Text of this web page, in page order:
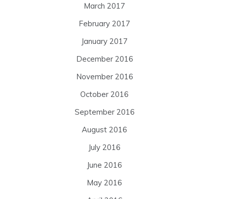
March 2017
February 2017
January 2017
December 2016
November 2016
October 2016
September 2016
August 2016
July 2016
June 2016
May 2016